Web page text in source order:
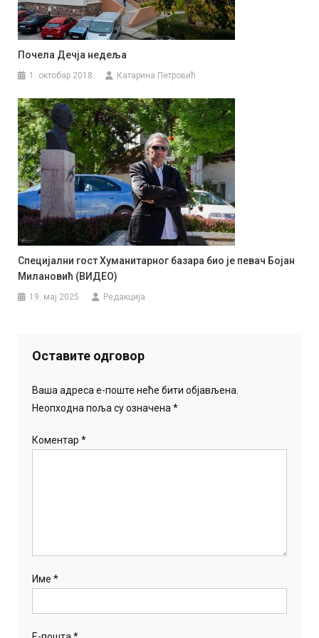
Почела Дечја недеља
1. октобар 2018. Катарина Петровић
Специјални гост Хуманитарног базара био је певач Бојан
Милановић (ВИДЕО)
19. мај 2025. Редакција
Оставите одговор
Ваша адреса е-поште неће бити објављена.
Неопходна поља су означена*
Коментар*
Име*